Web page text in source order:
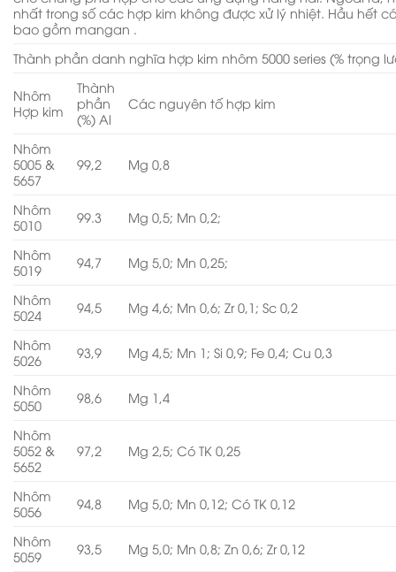
nhất trong số các hợp kim không được xử lý nhiệt. Hầu hết
bao gồm mangan .
Thành phần danh nghĩa hợp kim nhôm 5000 series (% trọng
Nhôm
Hợp kim
Thành
phần
(%) Al
Các nguyên tố hợp kim
Nhôm
5005 &
5657
99,2 Mg 0,8
Nhôm
5010
99.3 Mg 0,5; Mn 0,2;
Nhôm
5019
94,7 Mg 5,0; Mn 0,25;
Nhôm
5024
94,5 Mg 4,6; Mn 0,6; Zr 0,1; Sc 0,2
Nhôm
5026
93,9 Mg 4,5; Mn 1; Si 0,9; Fe 0,4; Cu 0,3
Nhôm
5050
98,6 Mg 1,4
Nhôm
5052 &
5652
97,2 Mg 2,5; Có TK 0,25
Nhôm
5056
94,8 Mg 5,0; Mn 0,12; Có TK 0,12
Nhôm
5059
93,5 Mg 5,0; Mn 0,8; Zn 0,6; Zr 0,12